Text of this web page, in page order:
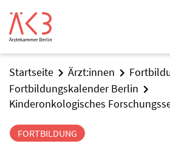
Startseite Ärzt:innen
Fortbildungskalender Berlin
Kinderonkologisches
FORTBILDUNG